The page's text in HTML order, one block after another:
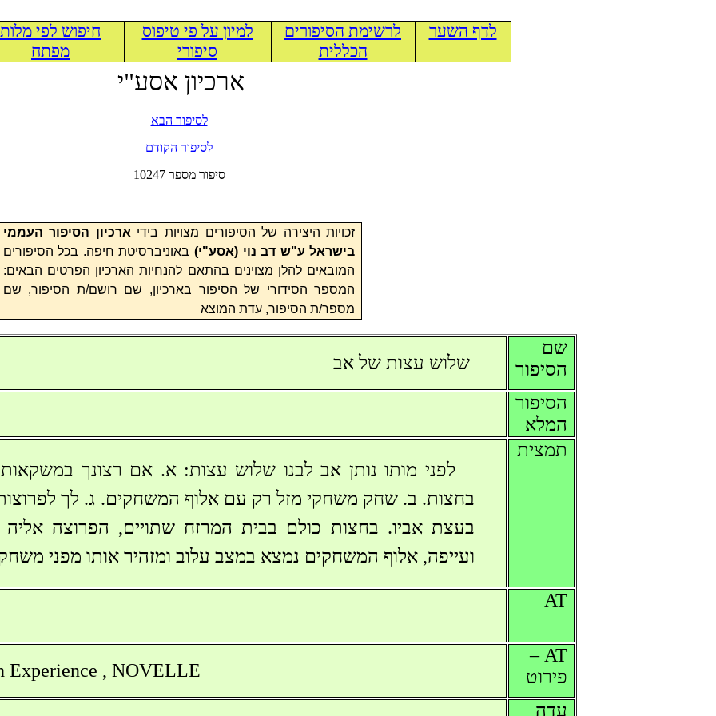
לדף השער
לרשימת הסיפורים
הכללית
למיון על פי טיפוס
סיפורי
חיפוש לפי מלות
מפתח
ארכיון אסע"י
לסיפור הבא
לסיפור הקודם
10247 סיפור מספר
זכויות היצירה של הסיפורים מצויות בידי ארכיון הסיפור העממי
בישראל ע"ש דב נוי (אסע"י) באוניברסיטת חיפה. בכל הסיפורים
המובאים להלן מצוינים בהתאם להנחיות הארכיון הפרטים הבאים:
המספר הסידורי של הסיפור בארכיון, שם רושם/ת הסיפור, שם
מספר/ת הסיפור, עדת המוצא
שלוש עצות של אב
שם
הסיפור
הסיפור
המלא
לפני מותו נותן אב לבנו שלוש עצות: א. אם רצונך
בחצות. ב. שחק משחקי מזל רק עם אלוף המשחקים. ג. לך לפרוצות
בעצת אביו. בחצות כולם בבית המרזח שתויים, הפרוצה
ועייפה, אלוף המשחקים נמצא במצב עלוב ומזהיר אותו מפני
תמצית
AT
Experience , NOVELLE
AT –
פירוט
עדה